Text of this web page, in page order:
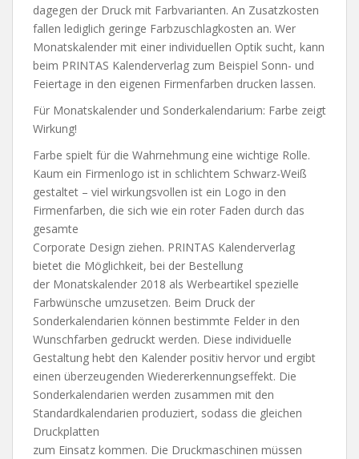
dagegen der Druck mit Farbvarianten. An Zusatzkosten
fallen lediglich geringe Farbzuschlagkosten an. Wer
Monatskalender mit einer individuellen Optik sucht, kann
beim PRINTAS Kalenderverlag zum Beispiel Sonn- und
Feiertage in den eigenen Firmenfarben drucken lassen.
Für Monatskalender und Sonderkalendarium: Farbe zeigt
Wirkung!
Farbe spielt für die Wahrnehmung eine wichtige Rolle.
Kaum ein Firmenlogo ist in schlichtem Schwarz-Weiß
gestaltet – viel wirkungsvollen ist ein Logo in den
Firmenfarben, die sich wie ein roter Faden durch das
gesamte
Corporate Design ziehen. PRINTAS Kalenderverlag
bietet die Möglichkeit, bei der Bestellung
der Monatskalender 2018 als Werbeartikel spezielle
Farbwünsche umzusetzen. Beim Druck der
Sonderkalendarien können bestimmte Felder in den
Wunschfarben gedruckt werden. Diese individuelle
Gestaltung hebt den Kalender positiv hervor und ergibt
einen überzeugenden Wiedererkennungseffekt. Die
Sonderkalendarien werden zusammen mit den
Standardkalendarien produziert, sodass die gleichen
Druckplatten
zum Einsatz kommen. Die Druckmaschinen müssen